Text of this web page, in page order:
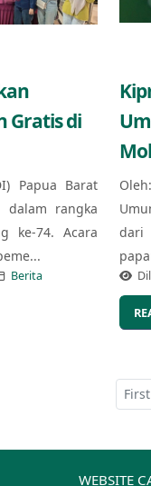
Gratis di
Papua Barat
dalam rangka
ke-74. Acara
Berita
First
WEBSITE